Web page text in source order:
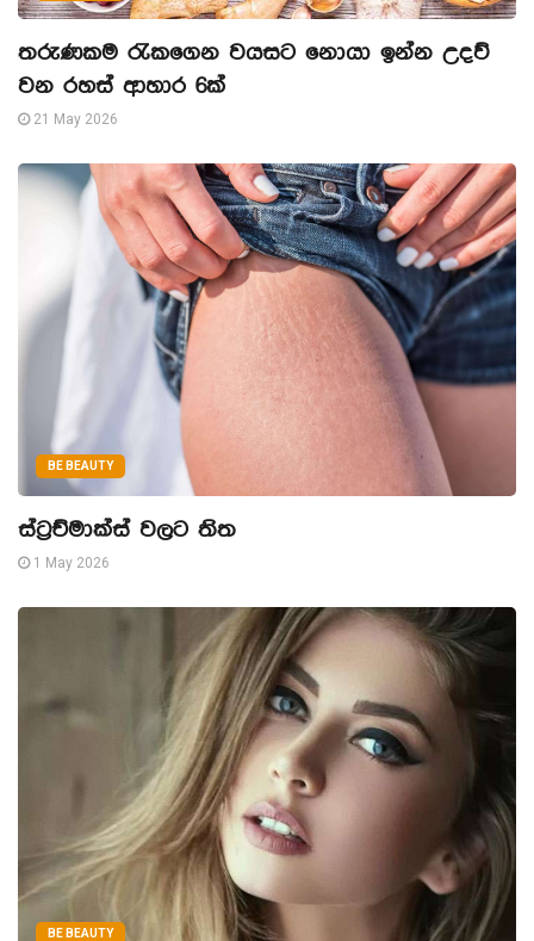
තරුණකම රැකගෙන වයසට නොයා ඉන්න උදව්
වන රහස් ආහාර 6ක්
21 May 2026
BE BEAUTY
ස්ට්‍රච්මාක්ස් වලට තිත
1 May 2026
BE BEAUTY